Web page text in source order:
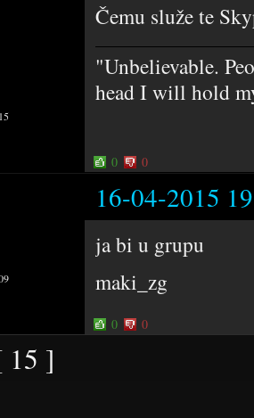
Čemu služe te
"Unbelievable.
head I will hold
0 0
16-04-2015
ja bi u grupu
maki_zg
0 0
15 ]